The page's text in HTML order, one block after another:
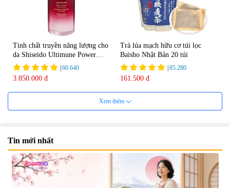
Tinh chất truyền năng lượng cho
da Shiseido Ultimune Power
75ml
|60.640
3.850.000 đ
Trà lúa mạch hữu cơ túi lọc
Baisho Nhật Bản 20 túi
|85.280
161.500 đ
Viên uống bổ não Ribeto Shoji
Viên nang uống cải thiện thị lực,
Xem thêm
Tin mới nhất